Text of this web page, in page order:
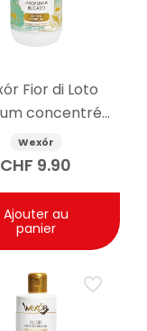
Fior di Loto
concentré
le linge 250ml
Wexór
CHF 9.90
Ajouter au
panier